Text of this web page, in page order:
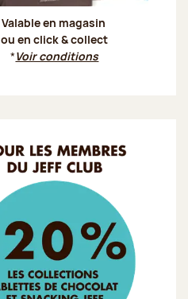
Valable en magasin
ou en click & collect
*Voir conditions